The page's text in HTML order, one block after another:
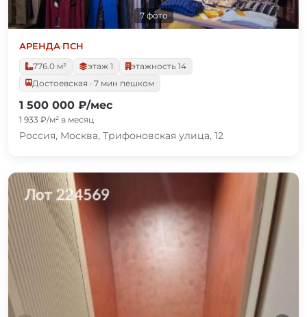
7 фото
АРЕНДА·ПСН
776.0 м²
этаж 1
этажность 14
Достоевская · 7 мин пешком
1 500 000 ₽/мес
1 933 ₽/м² в месяц
Россия, Москва, Трифоновская улица, 12